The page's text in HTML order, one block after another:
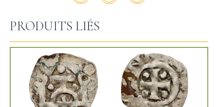
PRODUITS LIÉS